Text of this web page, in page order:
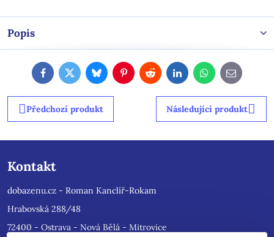
Popis
FacebookTwitterBlueskyPinterestRedditLinkedInWhatsApp
E-
mail
Předchozí produkt Následující produkt
Kontakt
dobazenu.cz - Roman Kanclíř-Rokam
Hrabovská 288/48
72400 - Ostrava - Nová Bělá - Mitrovice